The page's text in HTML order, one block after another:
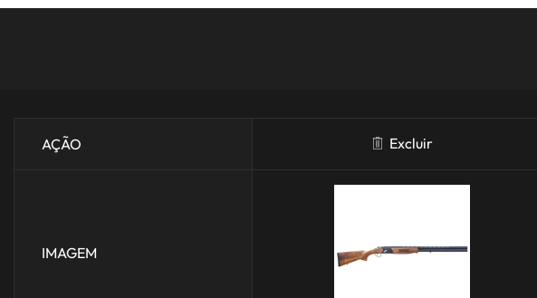
AÇÃO Excluir
IMAGEM